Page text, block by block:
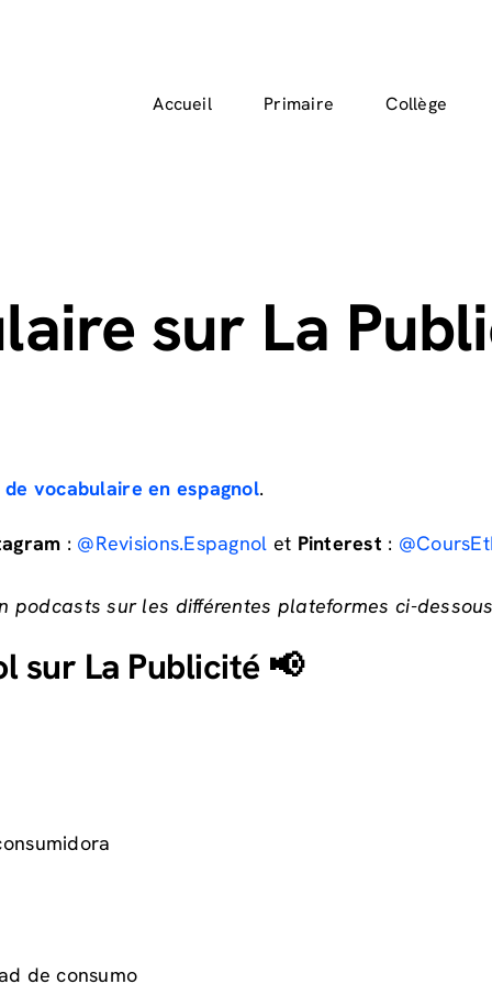
Accueil Primaire Collège
sur La
vocabulaire en espagnol.
: @Revisions.Espagnol et Pinterest :
podcasts sur les différentes plateformes ci-
sur La Publicité 📢
de consumo